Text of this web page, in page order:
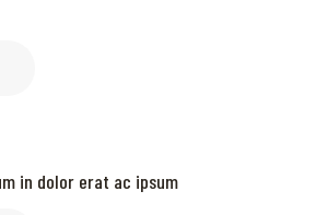
in dolor erat ac ipsum